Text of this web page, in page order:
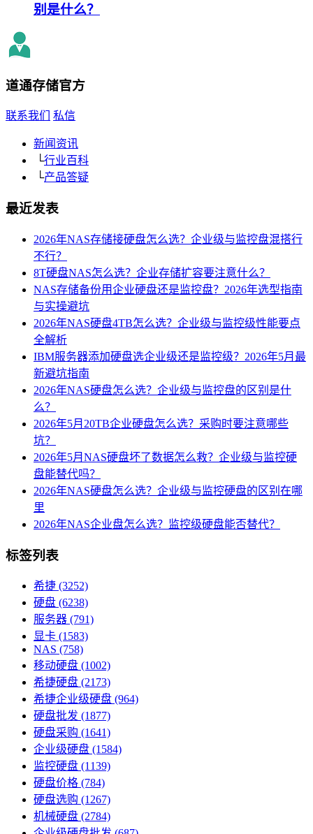
别是什么？
道通存储官方
联系我们 私信
新闻资讯
└行业百科
└产品答疑
最近发表
2026年NAS存储接硬盘怎么选？企业级与监控盘混搭行
不行？
8T硬盘NAS怎么选？企业存储扩容要注意什么？
NAS存储备份用企业硬盘还是监控盘？2026年选型指南
与实操避坑
2026年NAS硬盘4TB怎么选？企业级与监控级性能要点
全解析
IBM服务器添加硬盘选企业级还是监控级？2026年5月最
新避坑指南
2026年NAS硬盘怎么选？企业级与监控盘的区别是什
么？
2026年5月20TB企业硬盘怎么选？采购时要注意哪些
坑？
2026年5月NAS硬盘坏了数据怎么救？企业级与监控硬
盘能替代吗？
2026年NAS硬盘怎么选？企业级与监控硬盘的区别在哪
里
2026年NAS企业盘怎么选？监控级硬盘能否替代？
标签列表
希捷 (3252)
硬盘 (6238)
服务器 (791)
显卡 (1583)
NAS (758)
移动硬盘 (1002)
希捷硬盘 (2173)
希捷企业级硬盘 (964)
硬盘批发 (1877)
硬盘采购 (1641)
企业级硬盘 (1584)
监控硬盘 (1139)
硬盘价格 (784)
硬盘选购 (1267)
机械硬盘 (2784)